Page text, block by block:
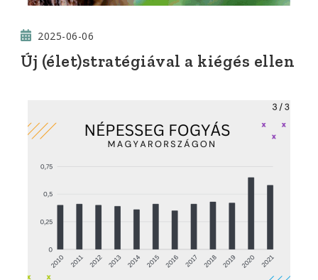
2025-06-06
Új (élet)stratégiával a kiégés ellen